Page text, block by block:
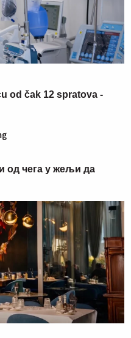
od čak 12 spratova -
од чега у жељи да